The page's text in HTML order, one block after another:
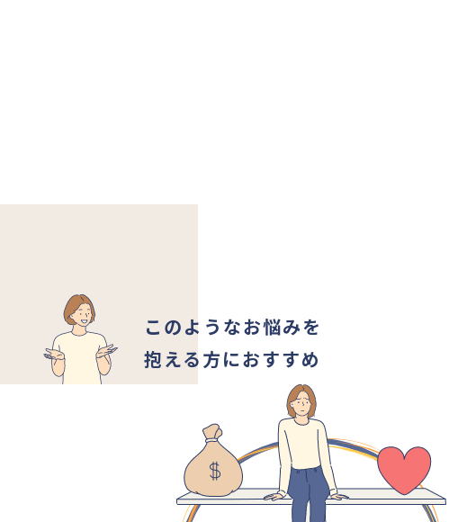
このようなお悩みを
抱える方におすすめ